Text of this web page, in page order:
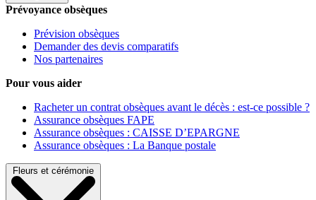
Prévoyance obsèques
Prévision obsèques
Demander des devis comparatifs
Nos partenaires
Pour vous aider
Racheter un contrat obsèques avant le décès : est-ce possible ?
Assurance obsèques FAPE
Assurance obsèques : CAISSE D’EPARGNE
Assurance obsèques : La Banque postale
Fleurs et cérémonie